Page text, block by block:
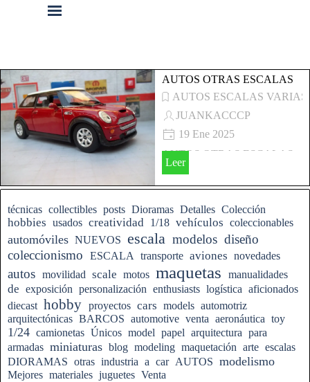
Vaya al Contenido
AUTOS OTRAS ESCALAS
AUTOS ESCALAS VARIAS
JUANKACCCP
19 Ene 2025
AUTOS OTRAS ESCALAS
Leer
Saltar el bloque
técnicas collectibles posts Dioramas Detalles Colección
hobbies usados creatividad 1/18 vehículos coleccionables
automóviles NUEVOS escala modelos diseño
coleccionismo
ESCALA transporte aviones novedades
autos movilidad scale motos maquetas manualidades
de exposición personalización enthusiasts logística aficionados
diecast hobby proyectos cars models automotriz
arquitectónicas BARCOS automotive venta aeronáutica toy
1/24 camionetas Únicos model papel arquitectura para
armadas miniaturas blog modeling maquetación arte escalas
DIORAMAS otras industria a car AUTOS modelismo
Mejores materiales juguetes Venta